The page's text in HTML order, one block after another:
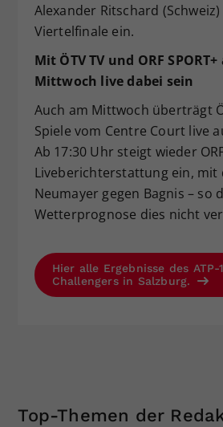
Alexander Ritschard
Viertelfinale ein.
Mit ÖTV TV und ORF
Mittwoch live dabei sein
Auch am Mittwoch überträgt
Spiele vom Centre Court live
Ab 17:30 Uhr steigt wieder
Liveberichterstattung ein, mit
Neumayer gegen Bagnis – so
Wetterprognose dies nicht
Hier alle Ergebnisse des ATP-
Challengers in Salzburg.
Top-Themen der